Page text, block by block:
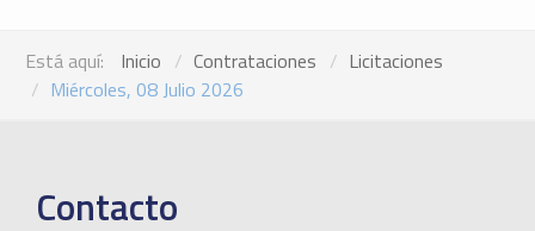
Está aquí: Inicio Contrataciones
Licitaciones
Miércoles, 08 Julio 2026
Contacto